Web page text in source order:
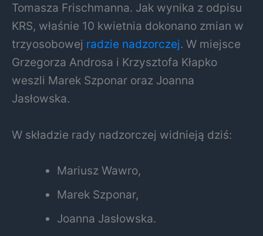
Tomasza Frischmanna. Jak wynika z odpisu
KRS, właśnie 10 kwietnia dokonano zmian w
trzyosobowej radzie nadzorczej. W miejsce
Grzegorza Androsa i Krzysztofa Kłapko
weszli Marek Szponar oraz Joanna
Jasłowska.
W składzie rady nadzorczej widnieją dziś:
Mariusz Wawro,
Marek Szponar,
Joanna Jasłowska.